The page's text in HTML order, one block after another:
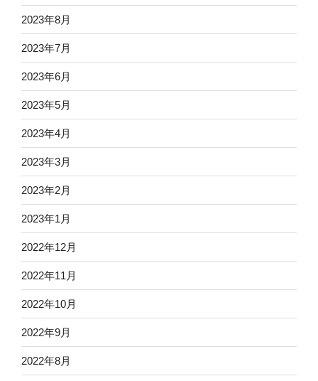
2023年8月
2023年7月
2023年6月
2023年5月
2023年4月
2023年3月
2023年2月
2023年1月
2022年12月
2022年11月
2022年10月
2022年9月
2022年8月